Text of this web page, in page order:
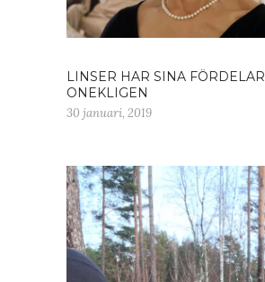
LINSER HAR SINA FÖRDELAR
ONEKLIGEN
30 januari, 2019